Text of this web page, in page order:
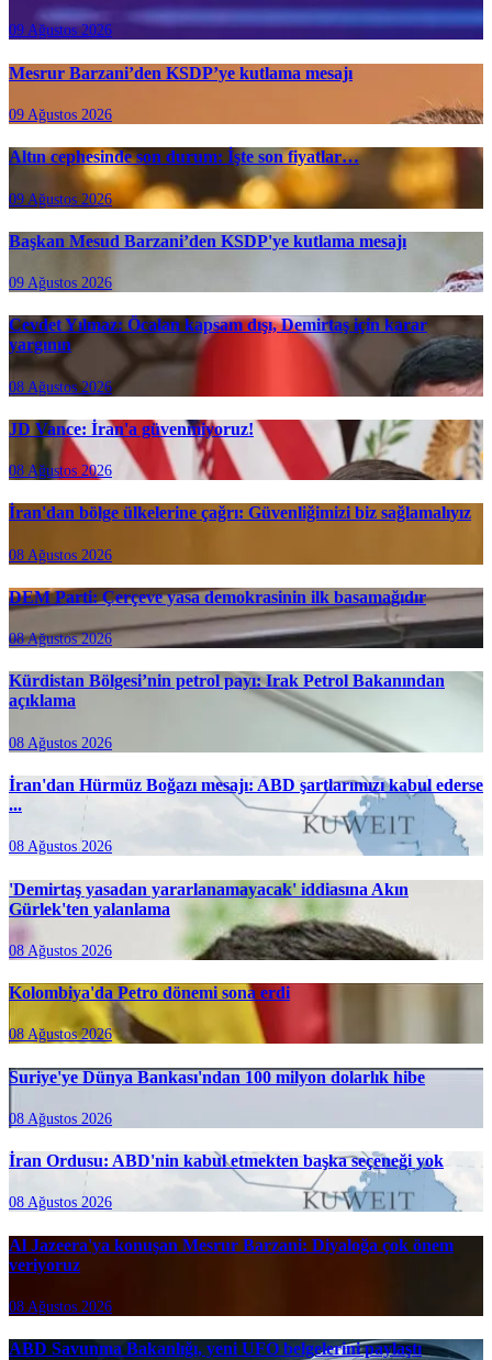
09 Ağustos 2026
Mesrur Barzani’den KSDP’ye kutlama mesajı
09 Ağustos 2026
Altın cephesinde son durum: İşte son fiyatlar…
09 Ağustos 2026
Başkan Mesud Barzani’den KSDP'ye kutlama mesajı
09 Ağustos 2026
Cevdet Yılmaz: Öcalan kapsam dışı, Demirtaş için karar
yargının
08 Ağustos 2026
JD Vance: İran'a güvenmiyoruz!
08 Ağustos 2026
İran'dan bölge ülkelerine çağrı: Güvenliğimizi biz sağlamalıyız
08 Ağustos 2026
DEM Parti: Çerçeve yasa demokrasinin ilk basamağıdır
08 Ağustos 2026
Kürdistan Bölgesi’nin petrol payı: Irak Petrol Bakanından
açıklama
08 Ağustos 2026
İran'dan Hürmüz Boğazı mesajı: ABD şartlarımızı kabul ederse
...
08 Ağustos 2026
'Demirtaş yasadan yararlanamayacak' iddiasına Akın
Gürlek'ten yalanlama
08 Ağustos 2026
Kolombiya'da Petro dönemi sona erdi
08 Ağustos 2026
Suriye'ye Dünya Bankası'ndan 100 milyon dolarlık hibe
08 Ağustos 2026
İran Ordusu: ABD'nin kabul etmekten başka seçeneği yok
08 Ağustos 2026
Al Jazeera'ya konuşan Mesrur Barzani: Diyaloğa çok önem
veriyoruz
08 Ağustos 2026
ABD Savunma Bakanlığı, yeni UFO belgelerini paylaştı